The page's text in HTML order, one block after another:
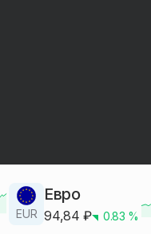
EUR
Евро
94,84 ₽ 0.83 %